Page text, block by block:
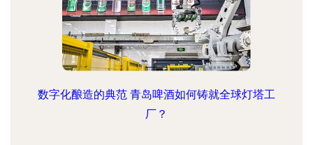
数字化酿造的典范 青岛啤酒如何铸就全球灯塔工
厂？